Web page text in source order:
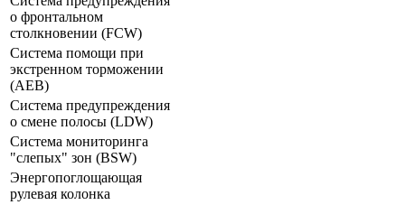
о фронтальном
столкновении (FCW)
Система помощи при
экстренном торможении
(АЕВ)
Система предупреждения
о смене полосы (LDW)
Система мониторинга
"слепых" зон (BSW)
Энергопоглощающая
рулевая колонка